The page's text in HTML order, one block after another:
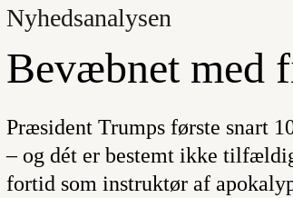
Nyhedsanalysen
Bevæbnet med
Præsident Trumps første snart
– og dét er bestemt ikke
fortid som instruktør af